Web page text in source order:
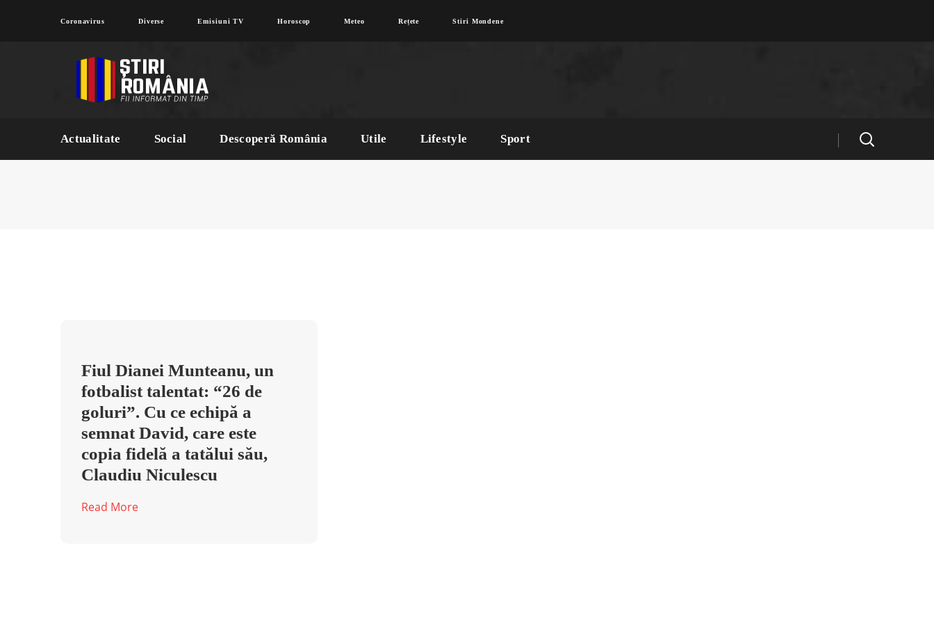
Coronavirus Diverse Emisiuni TV Horoscop Meteo Rețete Stiri Mondene
Actualitate Social Descoperă România Utile Lifestyle Sport
Fiul Dianei Munteanu, un
fotbalist talentat: “26 de
goluri”. Cu ce echipă a
semnat David, care este
copia fidelă a tatălui său,
Claudiu Niculescu
Read More